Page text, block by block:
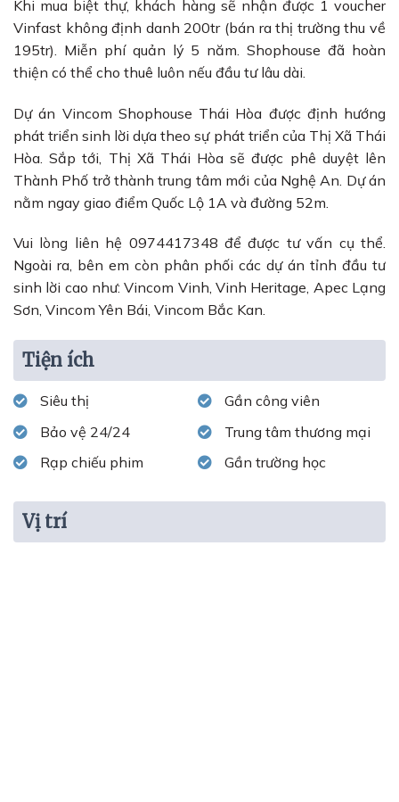
Khi mua biệt thự, khách hàng sẽ nhận được 1 voucher
Vinfast không định danh 200tr (bán ra thị trường thu về
195tr). Miễn phí quản lý 5 năm. Shophouse đã hoàn
thiện có thể cho thuê luôn nếu đầu tư lâu dài.
Dự án Vincom Shophouse Thái Hòa được định hướng
phát triển sinh lời dựa theo sự phát triển của Thị Xã Thái
Hòa. Sắp tới, Thị Xã Thái Hòa sẽ được phê duyệt lên
Thành Phố trở thành trung tâm mới của Nghệ An. Dự án
nằm ngay giao điểm Quốc Lộ 1A và đường 52m.
Vui lòng liên hệ 0974417348 để được tư vấn cụ thể.
Ngoài ra, bên em còn phân phối các dự án tỉnh đầu tư
sinh lời cao như: Vincom Vinh, Vinh Heritage, Apec Lạng
Sơn, Vincom Yên Bái, Vincom Bắc Kan.
Tiện ích
Siêu thị
Gần công viên
Bảo vệ 24/24
Trung tâm thương mại
Rạp chiếu phim
Gần trường học
Vị trí